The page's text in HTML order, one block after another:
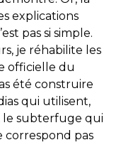
explications
pas si simple.
je réhabilite les
officielle du
été construire
qui utilisent,
le subterfuge qui
correspond pas